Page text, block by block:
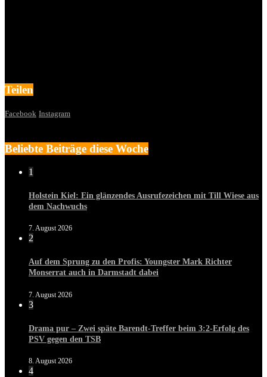
Teilen
Facebook Instagram
Beliebte Beiträge diese Woche
1
Holstein Kiel: Ein glänzendes Ausrufezeichen mit Till Wiese aus
dem Nachwuchs
7. August 2026
2
Auf dem Sprung zu den Profis: Youngster Mark Richter
Monserrat auch in Darmstadt dabei
7. August 2026
3
Drama pur – Zwei späte Barendt-Treffer beim 3:2-Erfolg des
PSV gegen den TSB
8. August 2026
4